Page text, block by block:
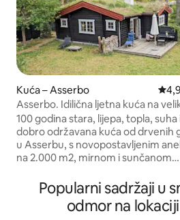
Kuća – Asserbo
Asserbo. Idilična ljetna kuća na
zemljištu.
100 godina stara, lijepa, topla, suha
dobro održavana kuća od drvenih
u Asserbu, s novopostavljenim
na 2.000 m2, mirnom i sunčanom
najboljih plaža za kupanje. (5 min/
10 min/biciklom, 30 min/ pješice).
kuća ima veliku kuhinju, peć na
Popularni sadržaji u
odmor na